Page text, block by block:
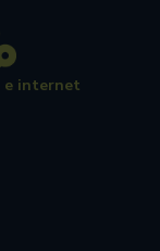
e internet